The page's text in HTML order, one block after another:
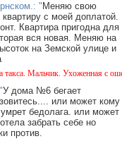
" Меняю свою
с моей доплатой.
Квартира пригодна для
вся новая. Меняю на
на Земской улице и
Мальчик. Ухоженная с
У дома №6 бегает
или может кому
бедолага. или может
забрать себе но
против.